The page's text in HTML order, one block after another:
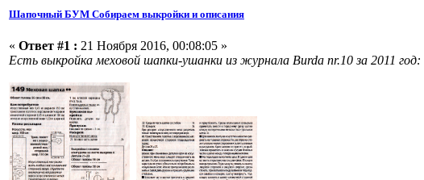
Шапочный БУМ Собираем выкройки и описания
« Ответ #1 : 21 Ноября 2016, 00:08:05 »
Есть выкройка меховой шапки-ушанки из журнала Burda nr.10 за 2011 год: